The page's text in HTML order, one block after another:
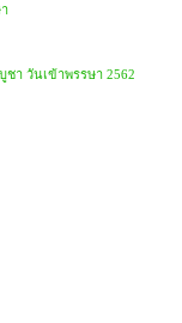
า วันเข้าพรรษา 2562